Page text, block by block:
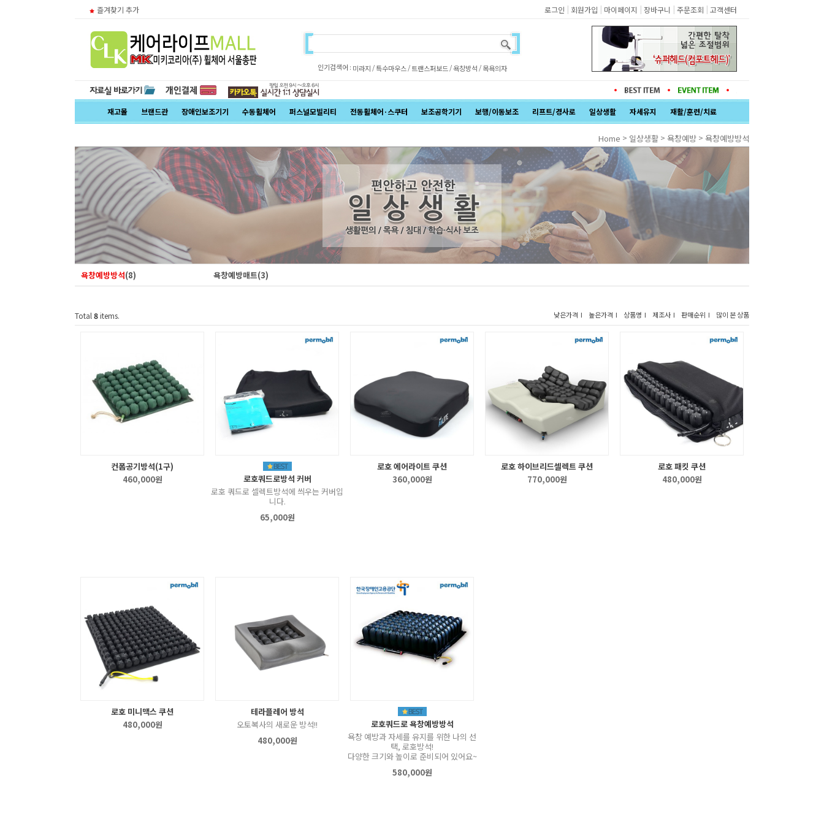
즐겨찾기 추가 로그인 | 회원가입 | 마이페이지 | 장바구니 | 주문조회 | 고객센터
인기검색어 : 미라지 /특수마우스/트랜스퍼보드 /욕창방석 /목욕의자
재고몰 브랜드관 장애인보조기기 수동휠체어 퍼스널모빌리티 전동휠체어·스쿠터 보조공학기기 보행/이동보조 리프트/경사로 일상생활 자세유지 재활/훈련/치료
Home > 일상생활 > 욕창예방 > 욕창예방방석
욕창예방방석(8) 욕창예방매트(3)
Total8items. 낮은가격 I 높은가격 I 상품명 I 제조사 I 판매순위 I 많이 본 상품
컨폼공기방석(1구)
460,000원
로호쿼드로방석 커버
로호 쿼드로 셀렉트방석에 씌우는 커버입
니다.
65,000원
로호 에어라이트 쿠션
360,000원
로호 하이브리드셀렉트 쿠션
770,000원
로호 패킷 쿠션
480,000원
로호 미니맥스 쿠션
480,000원
테라플레어 방석
오토복사의 새로운 방석!!
480,000원
로호쿼드로 욕창예방방석
욕창 예방과 자세를 유지를 위한 나의 선
택, 로호방석!
다양한 크기와 높이로 준비되어 있어요~
580,000원